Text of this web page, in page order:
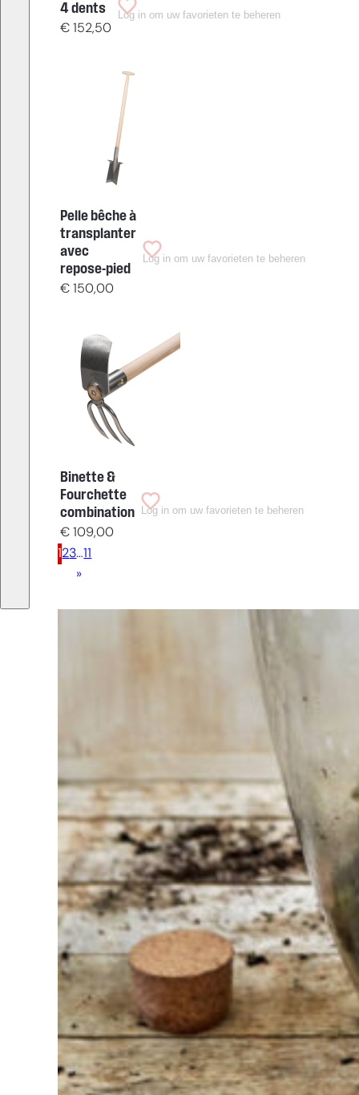
4 dents
€152,50
Log in om uw favorieten te beheren
Pelle bêche à
transplanter
avec
repose-pied
€150,00
Log in om uw favorieten te beheren
Binette &
Fourchette
combination
€109,00
Log in om uw favorieten te beheren
123…11
»
Sneeboer,
un e-mail si